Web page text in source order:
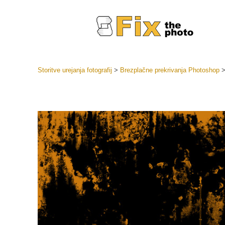
Urejanje
ponudbe
Mobilne
Storitve urejanja fotografij > Brezplačne prekrivanja Photoshop>